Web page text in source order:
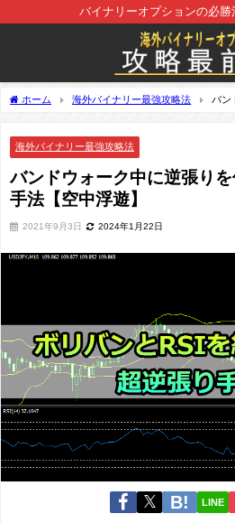
バイナリーオプションの必勝
ホーム 海外バイナリー最強攻略法
バン
海外バイナリー最強攻略法
バンドウォーク中に逆張り
手法【空中浮遊】
2021年9月3日 2024年1月22日
LINE